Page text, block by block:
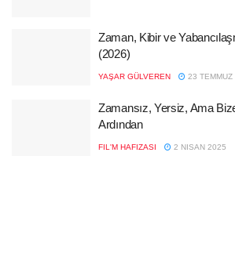
Zaman, Kibir ve
(2026)
YAŞAR GÜLVEREN 23 TEMMUZ
Zamansız, Yersiz, Ama
Ardından
FIL'M HAFIZASI 2 NISAN 2025